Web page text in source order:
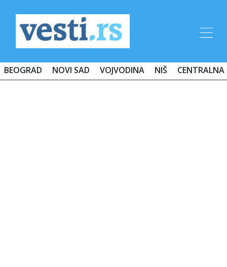
BEOGRAD NOVI SAD VOJVODINA NIŠ CENTRALNA